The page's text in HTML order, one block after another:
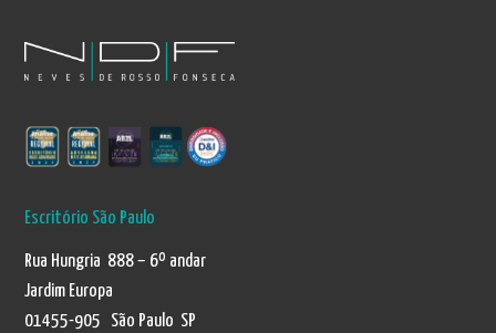
Escritório São Paulo
Rua Hungria 888 – 6º andar
Jardim Europa
01455-905 São Paulo SP